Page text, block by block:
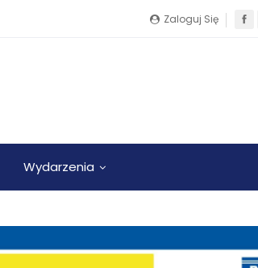
Zaloguj Się
Wydarzenia